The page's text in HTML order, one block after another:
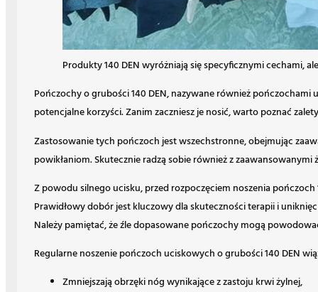
Produkty 140 DEN wyróżniają się specyficznymi cechami,
Pończochy o grubości 140 DEN, nazywane również
potencjalne korzyści. Zanim zaczniesz je nosić, warto poznać
Zastosowanie tych pończoch jest wszechstronne, obejmując
powikłaniom. Skutecznie radzą sobie również z
Z powodu silnego ucisku, przed rozpoczęciem noszenia
Prawidłowy dobór jest kluczowy dla skuteczności terapii i
Należy pamiętać, że źle dopasowane pończochy mogą
Regularne noszenie pończoch uciskowych o grubości 140 DEN
Zmniejszają obrzęki nóg wynikające z zastoju krwi żylnej,